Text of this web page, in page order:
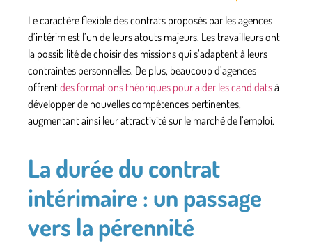
Le caractère flexible des contrats proposés par les agences
d’intérim est l’un de leurs atouts majeurs. Les travailleurs ont
la possibilité de choisir des missions qui s’adaptent à leurs
contraintes personnelles. De plus, beaucoup d’agences
offrentdes formations théoriques pour aider les candidatsà
développer de nouvelles compétences pertinentes,
augmentant ainsi leur attractivité sur le marché de l’emploi.
La durée du contrat
intérimaire : un passage
vers la pérennité